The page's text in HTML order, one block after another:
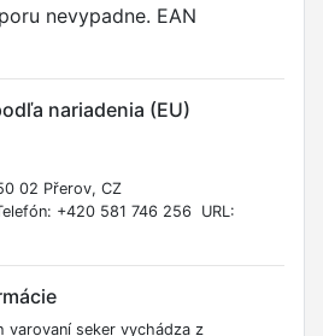
nevypadne. EAN
nariadenia (EU)
02 Přerov, CZ
+420 581 746 256 URL:
varovaní seker vychádza z